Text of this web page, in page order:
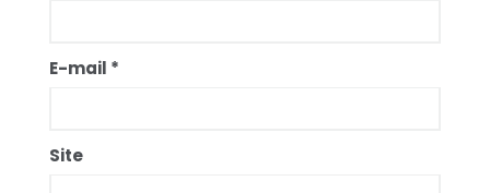
E-mail *
Site